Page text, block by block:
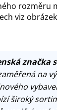
rozměru
viz obrázek
značka
na
široký